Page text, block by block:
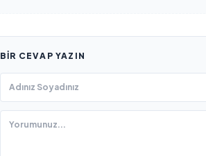
BIR CEVAP YAZIN